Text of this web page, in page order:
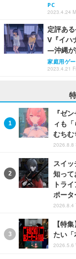
PC
2023.4.24
定評あ
V『イハ
―沖縄が
家庭用ゲ
2023.4.21
『ゼ
ィも
むちむ
2026.8.8
スイ
知って
トラ
ポータ
2026.8.4
【特
たい「
2026.5.6